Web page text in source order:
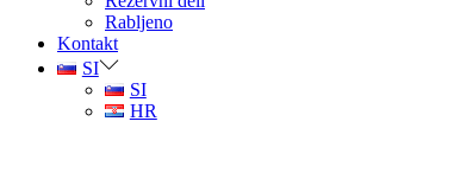
Rabljeno
Kontakt
SI
SI
HR